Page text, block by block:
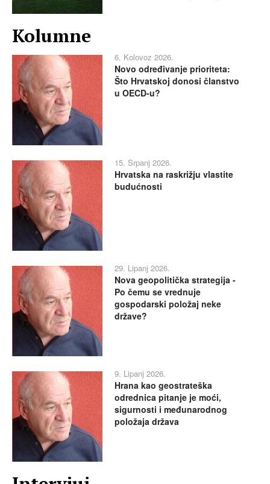
Kolumne
6. Kolovoz 2026.
Novo određivanje prioriteta:
Što Hrvatskoj donosi članstvo
u OECD-u?
15. Srpanj 2026.
Hrvatska na raskrižju vlastite
budućnosti
29. Lipanj 2026.
Nova geopolitička strategija -
Po čemu se vrednuje
gospodarski položaj neke
države?
9. Lipanj 2026.
Hrana kao geostrateška
odrednica pitanje je moći,
sigurnosti i međunarodnog
položaja država